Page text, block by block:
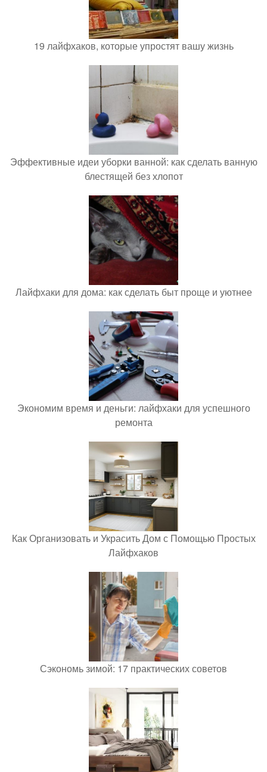
19 лайфхаков, которые упростят вашу жизнь
Эффективные идеи уборки ванной: как сделать ванную
блестящей без хлопот
Лайфхаки для дома: как сделать быт проще и уютнее
Экономим время и деньги: лайфхаки для успешного
ремонта
Как Организовать и Украсить Дом с Помощью Простых
Лайфхаков
Сэкономь зимой: 17 практических советов